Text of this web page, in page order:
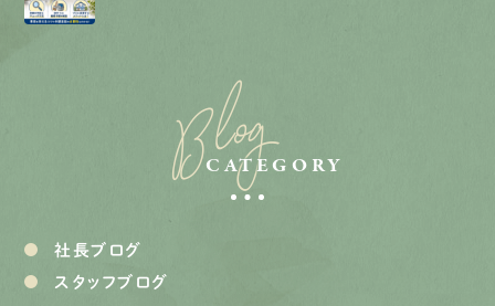
Blog
CATEGORY
社長ブログ
スタッフブログ